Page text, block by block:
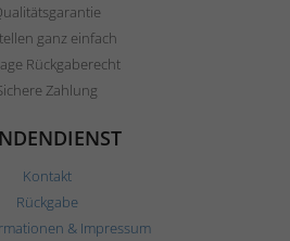
ganz einfach
Rückgaberecht
Zahlung
Kontakt
Rückgabe
& Impressum